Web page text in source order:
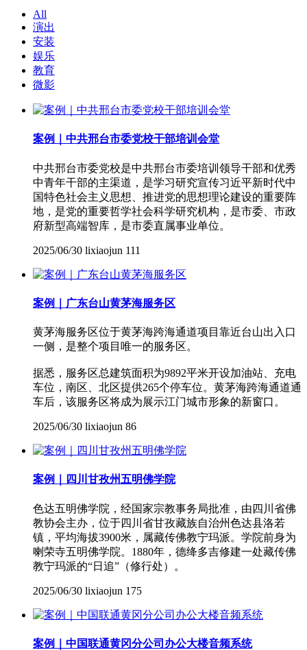
All
演出
安装
娱乐
教育
微影
案例｜中共邢台市委党校干部培训会堂
中共邢台市委党校是中共邢台市委培训领导干部和优秀
中青年干部的主渠道，是学习研究宣传习近平新时代中
国特色社会主义思想、推进党的思想理论建设的重要阵
地，是党的重要哲学社会科学研究机构，是市委、市政
府新型高端智库，是市委直属事业单位。
2025/06/30 lixiaojun 111
案例｜广东台山黄茅海服务区
黄茅海服务区位于黄茅海跨海通道项目靠近台山出入口
一侧，是整个项目唯一的服务区。
据悉，服务区总建筑面积为9892平米开设加油站、充电
车位，南区、北区提供265个停车位。黄茅海跨海通道通
车后，该服务区将成为展示江门城市形象的新窗口。
2025/06/30 lixiaojun 86
案例｜四川甘孜州五明佛学院
色达五明佛学院，经国家宗教事务局批准，由四川省佛
教协会主办，位于四川省甘孜藏族自治州色达县洛若
镇，平均海拔3900米，属藏传佛教宁玛派。学院前身为
喇荣寺五明佛学院。1880年，德绛多吉修建一处藏传佛
教宁玛派的“日追”（修行处）。
2025/06/30 lixiaojun 175
案例｜中国联通黄冈分公司办公大楼音频系统